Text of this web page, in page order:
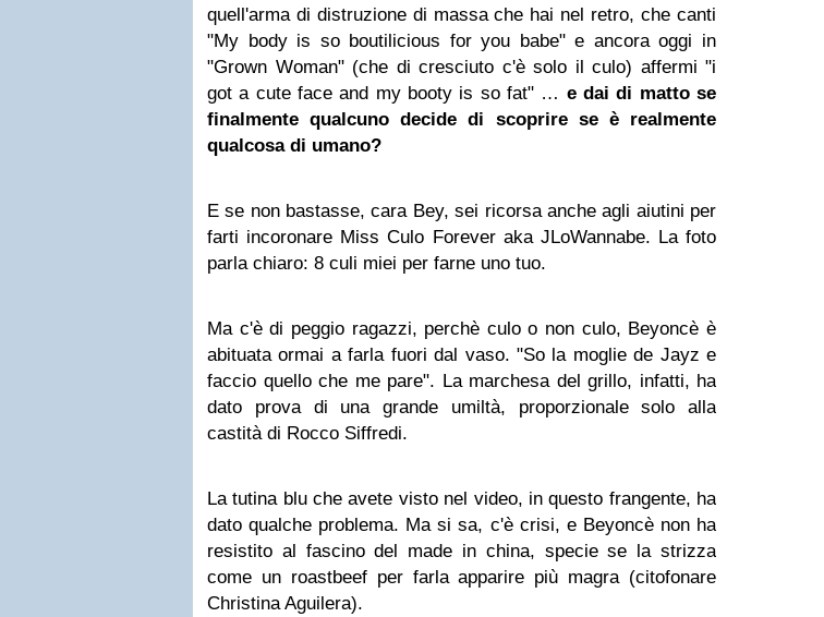
quell'arma di distruzione di massa che hai nel retro, che canti
"My body is so boutilicious for you babe" e ancora oggi in
"Grown Woman" (che di cresciuto c'è solo il culo) affermi "i
got a cute face and my booty is so fat" … e dai di matto se
finalmente qualcuno decide di scoprire se è realmente
qualcosa di umano?
E se non bastasse, cara Bey, sei ricorsa anche agli aiutini per
farti incoronare Miss Culo Forever aka JLoWannabe. La foto
parla chiaro: 8 culi miei per farne uno tuo.
Ma c'è di peggio ragazzi, perchè culo o non culo, Beyoncè è
abituata ormai a farla fuori dal vaso. "So la moglie de Jayz e
faccio quello che me pare". La marchesa del grillo, infatti, ha
dato prova di una grande umiltà, proporzionale solo alla
castità di Rocco Siffredi.
La tutina blu che avete visto nel video, in questo frangente, ha
dato qualche problema. Ma si sa, c'è crisi, e Beyoncè non ha
resistito al fascino del made in china, specie se la strizza
come un roastbeef per farla apparire più magra (citofonare
Christina Aguilera).